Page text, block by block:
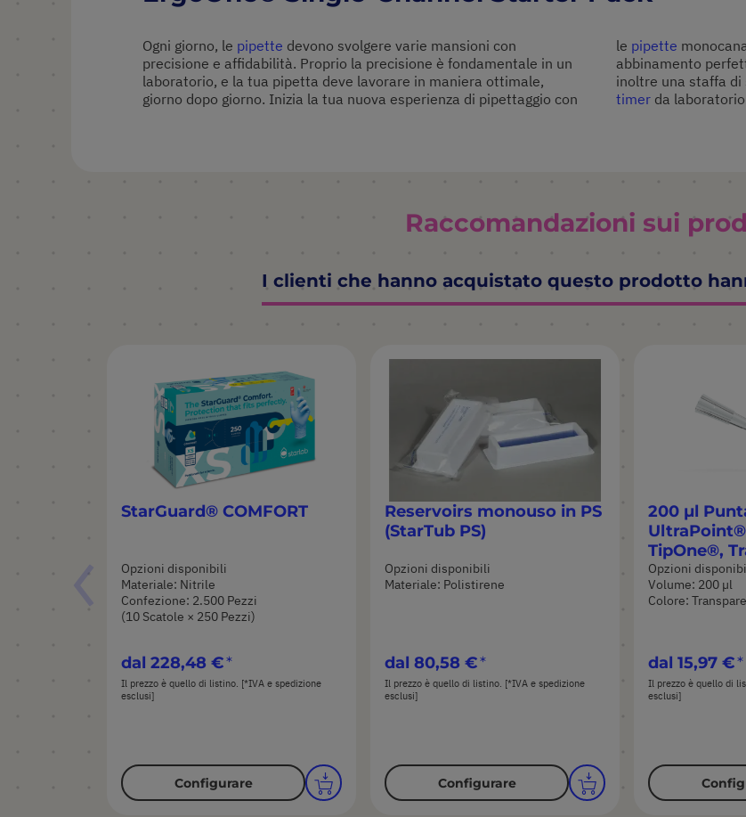
Ogni giorno, le pipette devono svolgere varie mansioni con
precisione e affidabilità. Proprio la precisione è fondamentale in un
laboratorio, e la tua pipetta deve lavorare in maniera ottimale,
giorno dopo giorno. Inizia la tua nuova esperienza di pipettaggio con
le pipette
abbinamento
inoltre una staffa di
timer da laboratorio
Raccomandazioni sui
I clienti che hanno acquistato questo prodotto
StarGuard® COMFORT
Opzioni disponibili
Materiale: Nitrile
Confezione: 2.500 Pezzi
(10 Scatole × 250 Pezzi)
dal 228,48 €
Il prezzo è quello di listino. [*IVA e spedizione
esclusi]
Configurare
Reservoirs monouso in PS
(StarTub PS)
Opzioni disponibili
Materiale: Polistirene
dal 80,58 €
Il prezzo è quello di listino. [*IVA e spedizione
esclusi]
Configurare
200 µl
TipOne®,
Opzioni
Volume: 200 µl
Colore:
dal 15,97 €
Il prezzo è quello di
esclusi]